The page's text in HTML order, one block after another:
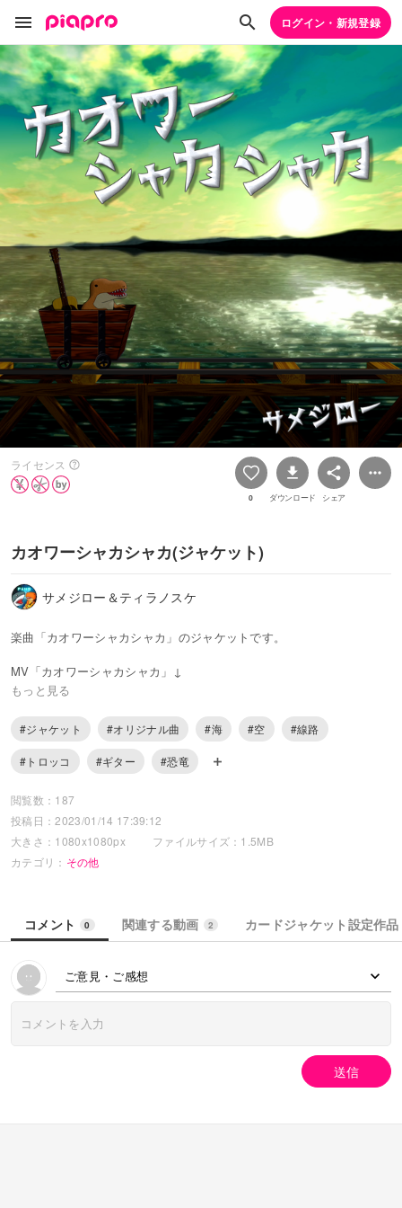
ログイン・新規登録
ライセンス
0 ダウンロード シェア
カオワーシャカシャカ(ジャケット)
サメジロー＆ティラノスケ
楽曲「カオワーシャカシャカ」のジャケットです。
MV「カオワーシャカシャカ」↓
・YouTube：
もっと見る
#ジャケット #オリジナル曲 #海 #空 #線路
#トロッコ #ギター #恐竜
閲覧数：187
投稿日：2023/01/14 17:39:12
大きさ：1080x1080px
ファイルサイズ：1.5MB
カテゴリ： その他
コメント 0 関連する動画 2 カードジャケット設定作品
ご意見・ご感想
送信